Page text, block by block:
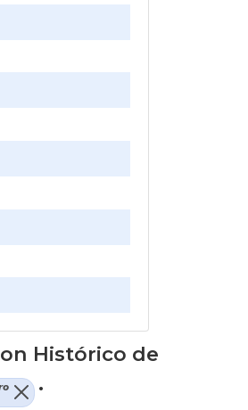
Histórico de
.